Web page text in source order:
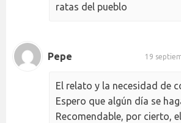
ratas del pueblo
Pepe 19
El relato y la necesidad de
Espero que algún día se
Recomendable, por cierto,